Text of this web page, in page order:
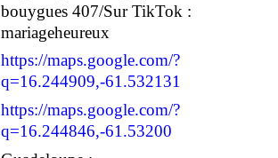
bouygues 407/Sur TikTok :
mariageheureux
https://maps.google.com/?
q=16.244909,-61.532131
https://maps.google.com/?
q=16.244846,-61.53200